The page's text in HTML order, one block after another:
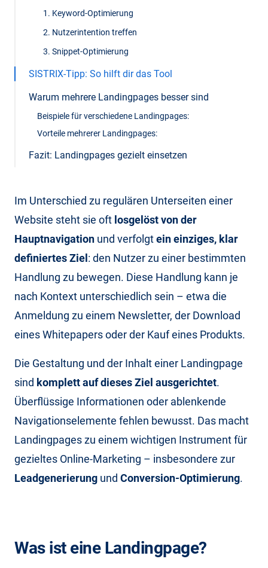
1. Keyword-Optimierung
2. Nutzerintention treffen
3. Snippet-Optimierung
SISTRIX-Tipp: So hilft dir das Tool
Warum mehrere Landingpages besser sind
Beispiele für verschiedene Landingpages:
Vorteile mehrerer Landingpages:
Fazit: Landingpages gezielt einsetzen
Im Unterschied zu regulären Unterseiten einer
Website steht sie oft losgelöst von der
Hauptnavigation und verfolgtein einziges, klar
definiertes Ziel : den Nutzer zu einer bestimmten
Handlung zu bewegen. Diese Handlung kann je
nach Kontext unterschiedlich sein – etwa die
Anmeldung zu einem Newsletter, der Download
eines Whitepapers oder der Kauf eines Produkts.
Die Gestaltung und der Inhalt einer Landingpage
sind komplett auf dieses Ziel ausgerichtet.
Überflüssige Informationen oder ablenkende
Navigationselemente fehlen bewusst. Das macht
Landingpages zu einem wichtigen Instrument für
gezieltes Online-Marketing – insbesondere zur
Leadgenerierung und Conversion-Optimierung.
Was ist eine Landingpage?